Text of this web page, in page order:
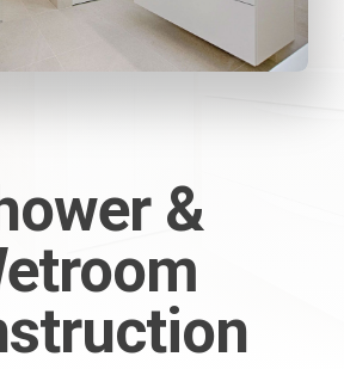
– ΜΥΟΚΤΟΝΊΑ
ΚΉΠΩΝ
&